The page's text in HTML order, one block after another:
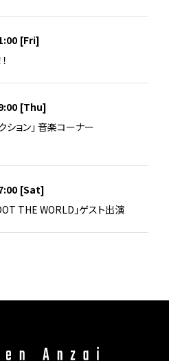
[Fri]
[Thu]
ション」 音楽コーナー
[Sat]
THE WORLD」ゲスト出演